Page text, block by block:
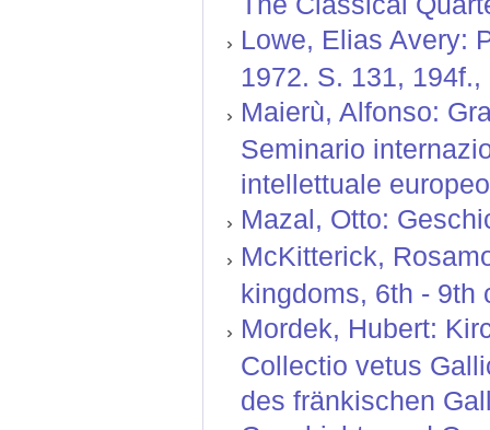
Lowe, Elias Avery:
1972. S. 131,
Maierù, Alfonso:
Seminario
intellettuale
Mazal, Otto:
McKitterick,
kingdoms, 6th - 9th
Mordek, Hubert:
Collectio vetus
des fränkischen